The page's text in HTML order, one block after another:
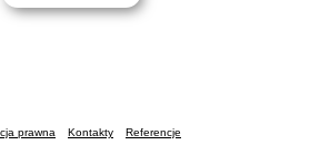
prawna Kontakty Referencje